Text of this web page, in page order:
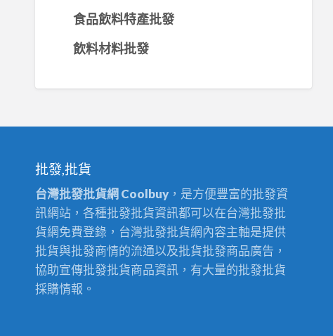
食品飲料特產批發
飲料材料批發
批發,批貨
台灣批發批貨網 Coolbuy ，是方便豐富的批發資
訊網站，各種批發批貨資訊都可以在台灣批發批
貨網免費登錄，台灣批發批貨網內容主軸是提供
批貨與批發商情的流通以及批貨批發商品廣告，
協助宣傳批發批貨商品資訊，有大量的批發批貨
採購情報。